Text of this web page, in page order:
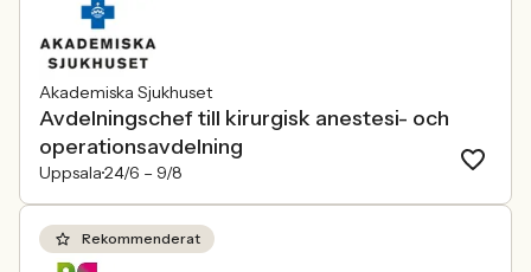
Akademiska Sjukhuset
Avdelningschef till kirurgisk anestesi- och
operationsavdelning
Uppsala24/6 – 9/8
Rekommenderat